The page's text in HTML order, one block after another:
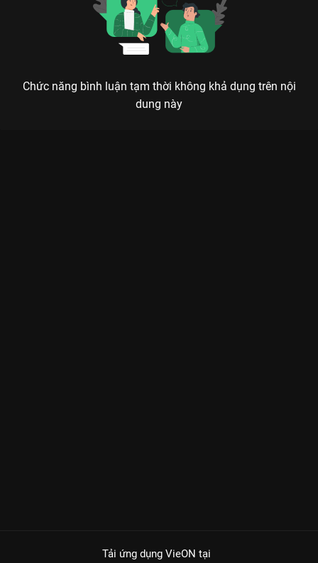
Chức năng bình luận tạm thời không khả dụng trên nội
dung này
Tải ứng dụng VieON tại